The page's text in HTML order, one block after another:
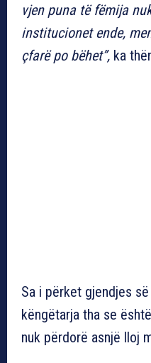
vjen puna të fëmija
institucionet ende,
çfarë po bëhet”, ka
Sa i përket gjendjes
këngëtarja tha se
nuk përdorë asnjë lloj